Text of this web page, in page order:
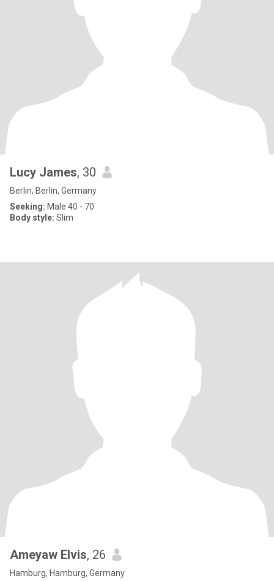
Lucy James, 30
Berlin, Berlin, Germany
Seeking: Male 40 - 70
Body style: Slim
Ameyaw Elvis, 26
Hamburg, Hamburg, Germany